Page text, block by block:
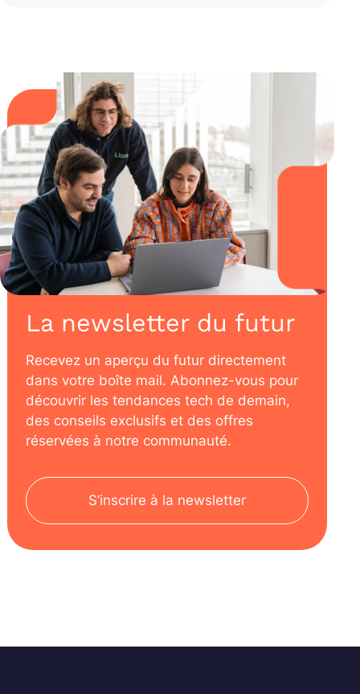
La newsletter du futur
Recevez un aperçu du futur directement
dans votre boîte mail. Abonnez-vous pour
découvrir les tendances tech de demain,
des conseils exclusifs et des offres
réservées à notre communauté.
S’inscrire à la newsletter